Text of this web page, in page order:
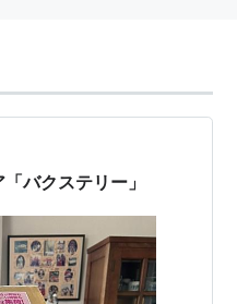
バクステリー」